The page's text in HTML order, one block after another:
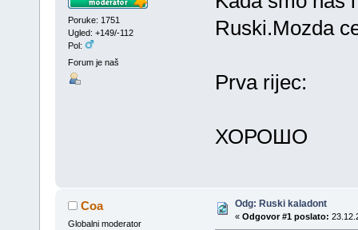
Poruke: 1751
Ugled: +149/-112
Pol:
Forum je naš
Ruski.Mozda
Prva rijec:
ХОРОШО
Coa
Globalni moderator
Odg: Ruski kaladont
« Odgovor #1 poslato: